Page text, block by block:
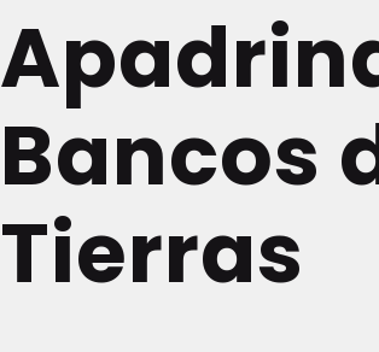
Bancos
Tierras